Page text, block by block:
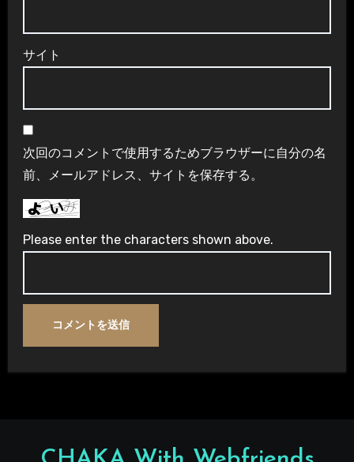
サイト
次回のコメントで使用するためブラウザーに自分の名
前、メールアドレス、サイトを保存する。
Please enter the characters shown above.